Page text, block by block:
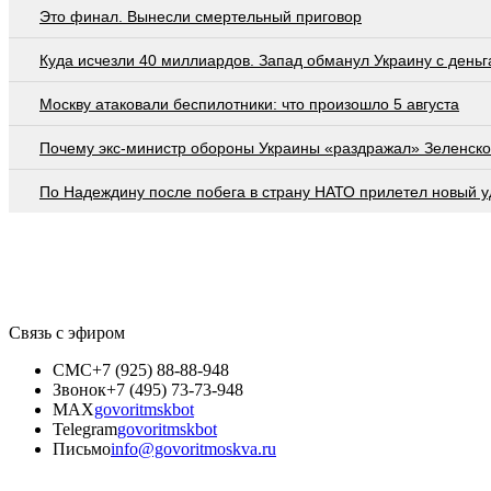
Это финал. Вынесли смертельный приговор
Куда исчезли 40 миллиардов. Запад обманул Украину с
Москву атаковали беспилотники: что произошло 5 августа
Почему экс-министр обороны Украины «раздражал»
По Надеждину после побега в страну НАТО прилетел новый
Связь с эфиром
СМС+7 (925) 88-88-948
Звонок+7 (495) 73-73-948
MAXgovoritmskbot
Telegramgovoritmskbot
Письмоinfo@govoritmoskva.ru